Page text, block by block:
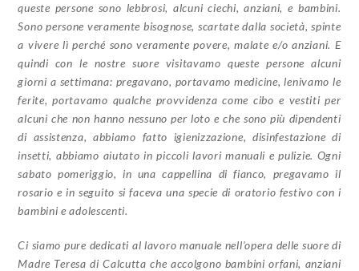
queste persone sono lebbrosi, alcuni ciechi, anziani, e bambini.
Sono persone veramente bisognose, scartate dalla società, spinte
a vivere lì perché sono veramente povere, malate e/o anziani. E
quindi con le nostre suore visitavamo queste persone alcuni
giorni a settimana: pregavano, portavamo medicine, lenivamo le
ferite, portavamo qualche provvidenza come cibo e vestiti per
alcuni che non hanno nessuno per loto e che sono più dipendenti
di assistenza, abbiamo fatto igienizzazione, disinfestazione di
insetti, abbiamo aiutato in piccoli lavori manuali e pulizie. Ogni
sabato pomeriggio, in una cappellina di fianco, pregavamo il
rosario e in seguito si faceva una specie di oratorio festivo con i
bambini e adolescenti.
Ci siamo pure dedicati al lavoro manuale nell’opera delle suore di
Madre Teresa di Calcutta che accolgono bambini orfani, anziani